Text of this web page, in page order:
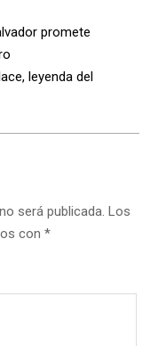
promete
leyenda del
será publicada. Los
con *